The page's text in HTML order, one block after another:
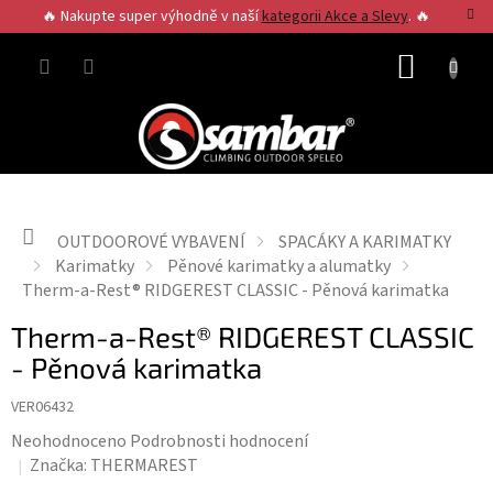
na
obsah
🔥 Nakupte super výhodně v našíkategorii Akce a Slevy. 🔥
Domů
OUTDOOROVÉ VYBAVENÍ
SPACÁKY A KARIMATKY
Karimatky
Pěnové karimatky a alumatky
Therm-a-Rest® RIDGEREST CLASSIC - Pěnová karimatka
Therm-a-Rest® RIDGEREST CLASSIC
- Pěnová karimatka
VER06432
Průměrné
hodnocení
Neohodnoceno Podrobnosti hodnocení
Značka: THERMAREST